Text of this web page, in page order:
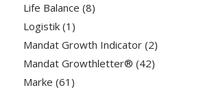
Life Balance (8)
Logistik(1)
Mandat Growth Indicator(2)
Mandat Growthletter® (42)
Marke (61)